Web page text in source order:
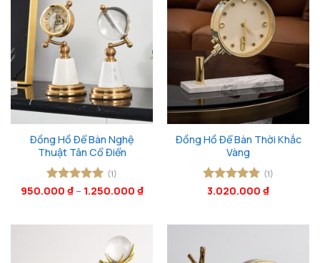
Đồng Hồ Để Bàn Nghệ
Thuật Tân Cổ Điển
Được xếp
(1)
950.000 ₫– 1.250.000 ₫
Đồng Hồ Để Bàn Thời Khắc
Vàng
Được xếp
(1)
3.020.000 ₫